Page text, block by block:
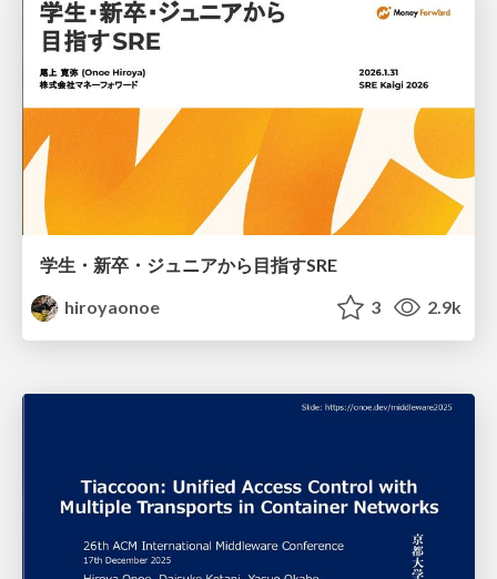
学生・新卒・ジュニアから目指すSRE
hiroyaonoe
3 2.9k